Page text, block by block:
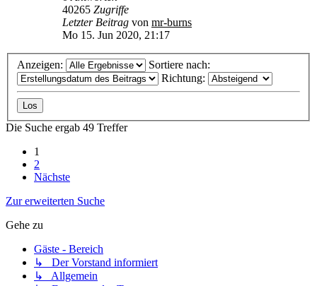
40265 Zugriffe
Letzter Beitrag von mr-burns
Mo 15. Jun 2020, 21:17
Anzeigen:
Sortiere nach:
Richtung:
Die Suche ergab 49 Treffer
1
2
Nächste
Zur erweiterten Suche
Gehe zu
Gäste - Bereich
↳ Der Vorstand informiert
↳ Allgemein